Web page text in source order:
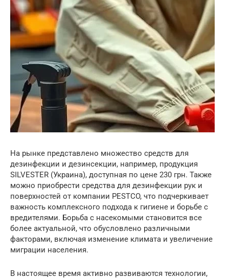
На рынке представлено множество средств для
дезинфекции и дезинсекции, например, продукция
SILVESTER (Украина), доступная по цене 230 грн. Также
можно приобрести средства для дезинфекции рук и
поверхностей от компании PESTCO, что подчеркивает
важность комплексного подхода к гигиене и борьбе с
вредителями. Борьба с насекомыми становится все
более актуальной, что обусловлено различными
факторами, включая изменение климата и увеличение
миграции населения.
В настоящее время активно развиваются технологии,